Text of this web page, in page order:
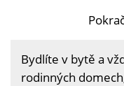
Bydlíte v bytě a
rodinných